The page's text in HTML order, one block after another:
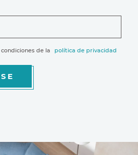
de la política de privacidad